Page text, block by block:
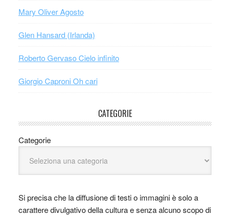
Mary Oliver Agosto
Glen Hansard (Irlanda)
Roberto Gervaso Cielo infinito
Giorgio Caproni Oh cari
CATEGORIE
Categorie
Si precisa che la diffusione di testi o immagini è solo a
carattere divulgativo della cultura e senza alcuno scopo di